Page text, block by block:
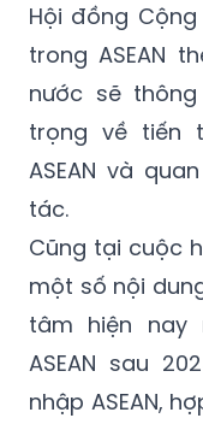
Hội đồng
trong ASEAN
nước sẽ
trọng về tiến
ASEAN và
tác.
Cũng tại cuộc
một số nội
tâm hiện nay
ASEAN sau
nhập ASEAN,